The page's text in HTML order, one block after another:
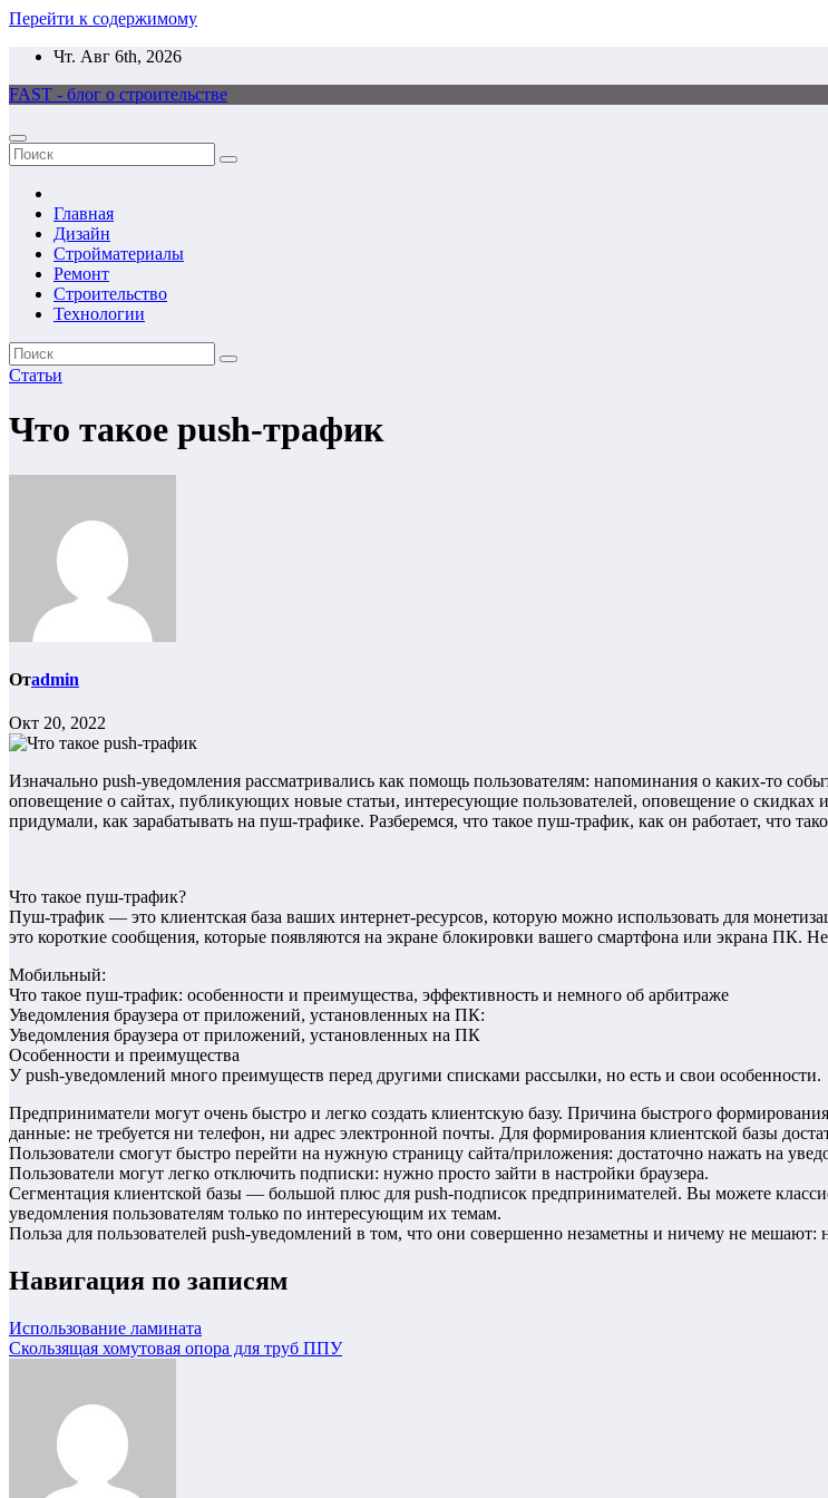
Перейти к содержимому
Чт. Авг 6th, 2026
FAST - блог о строительстве
Главная
Дизайн
Стройматериалы
Ремонт
Строительство
Технологии
Статьи
Что такое push-трафик
Отadmin
Окт 20, 2022
Изначально push-уведомления рассматривались как помощь пользователям: напоминания о каких-то
оповещение о сайтах, публикующих новые статьи, интересующие пользователей, оповещение о
придумали, как зарабатывать на пуш-трафике. Разберемся, что такое пуш-трафик, как он работает, что
Что такое пуш-трафик?
Пуш-трафик — это клиентская база ваших интернет-ресурсов, которую можно использовать для
это короткие сообщения, которые появляются на экране блокировки вашего смартфона или экрана ПК.
Мобильный:
Что такое пуш-трафик: особенности и преимущества, эффективность и немного об арбитраже
Уведомления браузера от приложений, установленных на ПК:
Уведомления браузера от приложений, установленных на ПК
Особенности и преимущества
У push-уведомлений много преимуществ перед другими списками рассылки, но есть и свои особенности.
Предприниматели могут очень быстро и легко создать клиентскую базу. Причина быстрого
данные: не требуется ни телефон, ни адрес электронной почты. Для формирования клиентской базы
Пользователи смогут быстро перейти на нужную страницу сайта/приложения: достаточно нажать на
Пользователи могут легко отключить подписки: нужно просто зайти в настройки браузера.
Сегментация клиентской базы — большой плюс для push-подписок предпринимателей. Вы можете
уведомления пользователям только по интересующим их темам.
Польза для пользователей push-уведомлений в том, что они совершенно незаметны и ничему не мешают:
Навигация по записям
Использование ламината
Скользящая хомутовая опора для труб ППУ